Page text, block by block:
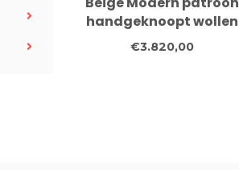
handgeknoopt wollen
vloerkleed – 279 x 183
€3.820,00